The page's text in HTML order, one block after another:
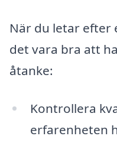
När du letar efter
det vara bra att
åtanke:
Kontrollera
erfarenheten